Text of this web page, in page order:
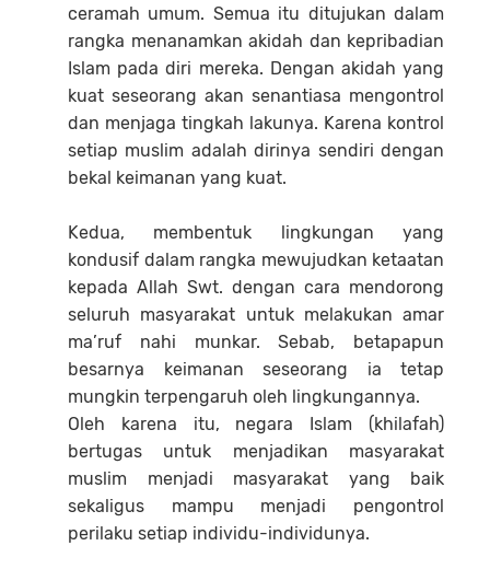
ceramah umum. Semua itu ditujukan dalam
rangka menanamkan akidah dan kepribadian
Islam pada diri mereka. Dengan akidah yang
kuat seseorang akan senantiasa mengontrol
dan menjaga tingkah lakunya. Karena kontrol
setiap muslim adalah dirinya sendiri dengan
bekal keimanan yang kuat.
Kedua, membentuk lingkungan yang
kondusif dalam rangka mewujudkan ketaatan
kepada Allah Swt. dengan cara mendorong
seluruh masyarakat untuk melakukan amar
ma’ruf nahi munkar. Sebab, betapapun
besarnya keimanan seseorang ia tetap
mungkin terpengaruh oleh lingkungannya.
Oleh karena itu, negara Islam (khilafah)
bertugas untuk menjadikan masyarakat
muslim menjadi masyarakat yang baik
sekaligus mampu menjadi pengontrol
perilaku setiap individu-individunya.